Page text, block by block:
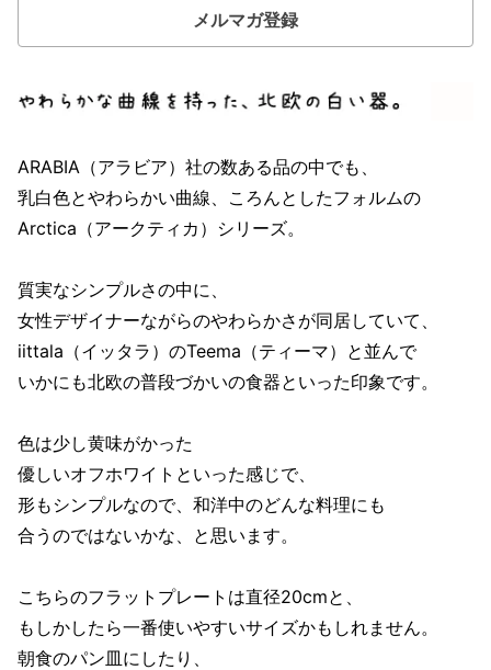
メルマガ登録
ARABIA（アラビア）社の数ある品の中でも、
乳白色とやわらかい曲線、ころんとしたフォルムの
Arctica（アークティカ）シリーズ。
質実なシンプルさの中に、
女性デザイナーながらのやわらかさが同居していて、
iittala（イッタラ）のTeema（ティーマ）と並んで
いかにも北欧の普段づかいの食器といった印象です。
色は少し黄味がかった
優しいオフホワイトといった感じで、
形もシンプルなので、和洋中のどんな料理にも
合うのではないかな、と思います。
こちらのフラットプレートは直径20cmと、
もしかしたら一番使いやすいサイズかもしれません。
朝食のパン皿にしたり、